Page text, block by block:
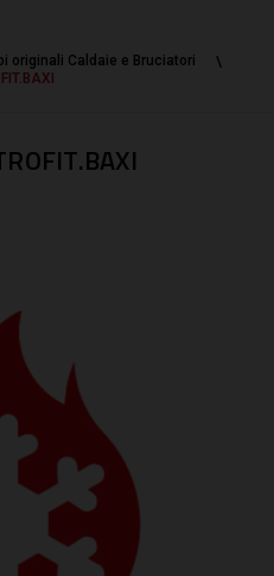
originali Caldaie e Bruciatori